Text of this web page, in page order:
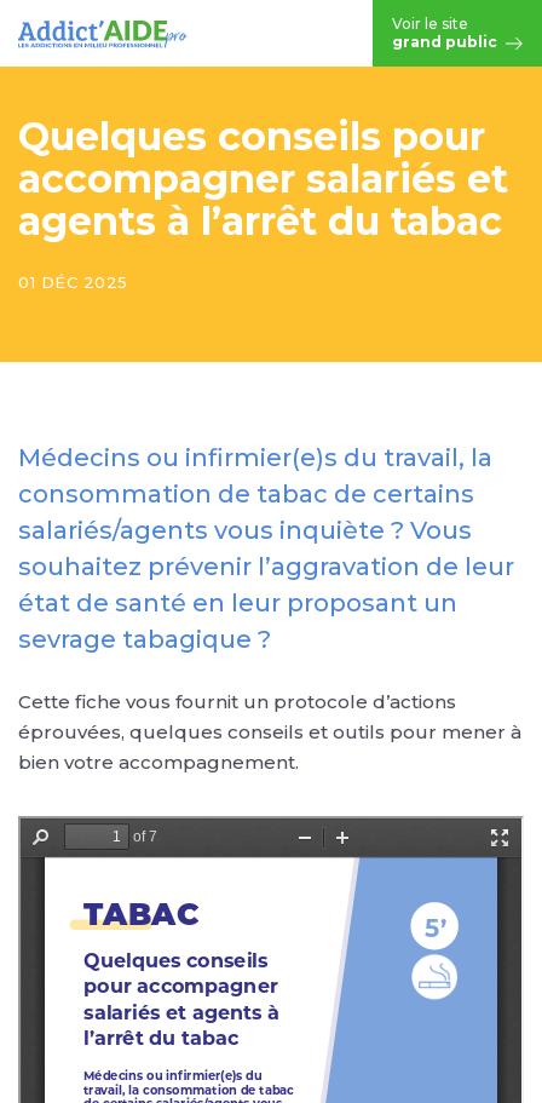
Voir le site
grand public
Quelques conseils pour
accompagner salariés et
agents à l’arrêt du tabac
01 DÉC 2025
Médecins ou infirmier(e)s du travail, la
consommation de tabac de certains
salariés/agents vous inquiète ? Vous
souhaitez prévenir l’aggravation de leur
état de santé en leur proposant un
sevrage tabagique ?
Cette fiche vous fournit un protocole d’actions
éprouvées, quelques conseils et outils pour mener à
bien votre accompagnement.